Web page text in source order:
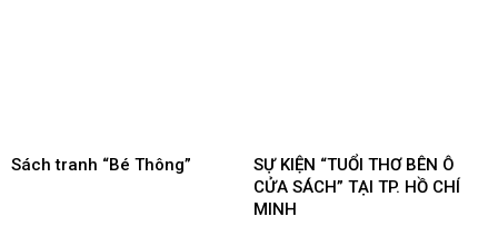
Sách tranh “Bé Thông”
SỰ KIỆN “TUỔI THƠ BÊN Ô
CỬA SÁCH” TẠI TP. HỒ CHÍ
MINH